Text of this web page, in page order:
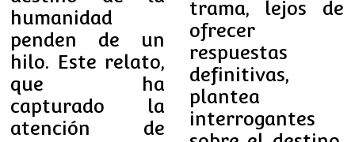
humanidad
penden de un
hilo. Este relato,
que ha
capturado la
atención de
trama, lejos de
ofrecer
respuestas
definitivas,
plantea
interrogantes